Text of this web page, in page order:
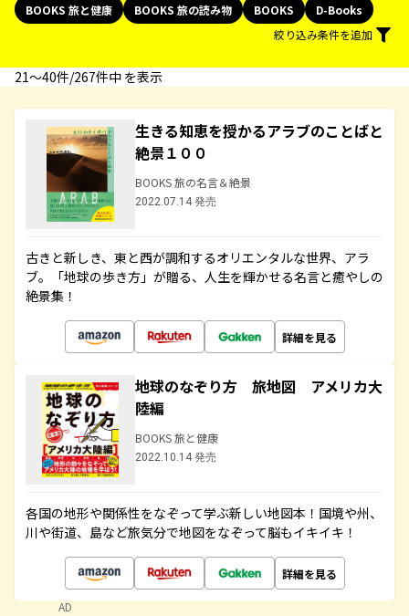
BOOKS 旅と健康
BOOKS 旅の読み物 BOOKS
D-Books
絞り込み条件を追加
21〜40件/267件中 を表示
生きる知恵を授かるアラブのことばと
絶景１００
BOOKS 旅の名言＆絶景
2022.07.14 発売
古きと新しき、東と西が調和するオリエンタルな世界、アラ
ブ。「地球の歩き方」が贈る、人生を輝かせる名言と癒やしの
絶景集！
詳細を見る
地球のなぞり方 旅地図 アメリカ大
陸編
BOOKS 旅と健康
2022.10.14 発売
各国の地形や関係性をなぞって学ぶ新しい地図本！国境や州、
川や街道、島など旅気分で地図をなぞって脳もイキイキ！
詳細を見る
AD